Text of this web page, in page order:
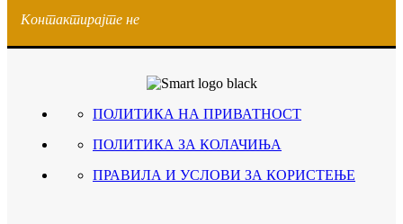
Контактирајте не
ПОЛИТИКА НА ПРИВАТНОСТ
ПОЛИТИКА ЗА КОЛАЧИЊА
ПРАВИЛА И УСЛОВИ ЗА КОРИСТЕЊЕ